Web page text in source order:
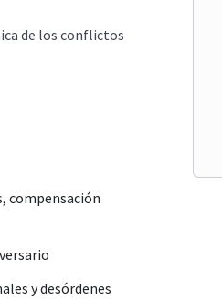
de los conflictos
compensación
y desórdenes